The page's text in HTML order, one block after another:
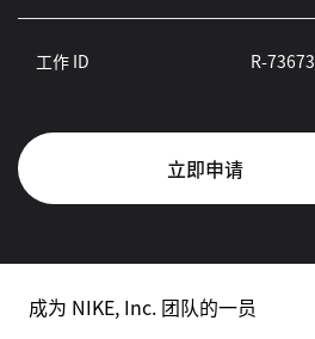
工作 ID R-73673
立即申请
成为 NIKE, Inc. 团队的一员